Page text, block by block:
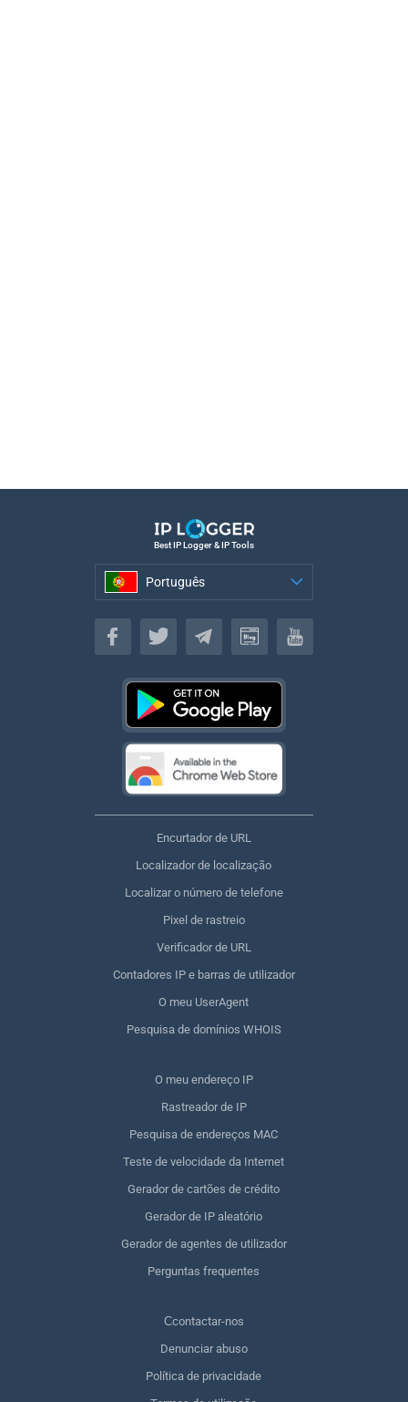
Best IP Logger & IP Tools
Português
Português
Encurtador de URL
Localizador de localização
Localizar o número de telefone
Pixel de rastreio
Verificador de URL
Contadores IP e barras de utilizador
O meu UserAgent
Pesquisa de domínios WHOIS
O meu endereço IP
Rastreador de IP
Pesquisa de endereços MAC
Teste de velocidade da Internet
Gerador de cartões de crédito
Gerador de IP aleatório
Gerador de agentes de utilizador
Perguntas frequentes
Сcontactar-nos
Denunciar abuso
Política de privacidade